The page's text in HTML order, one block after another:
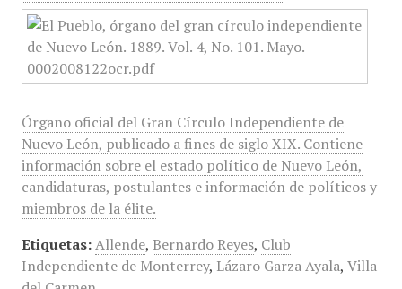
Órgano oficial del Gran Círculo Independiente de
Nuevo León, publicado a fines de siglo XIX. Contiene
información sobre el estado político de Nuevo León,
candidaturas, postulantes e información de políticos y
miembros de la élite.
Etiquetas: Allende, Bernardo Reyes, Club
Independiente de Monterrey, Lázaro Garza Ayala, Villa